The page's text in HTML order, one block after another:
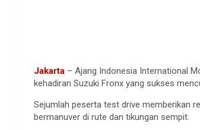
Jakarta – Ajang Indonesia International
kehadiran Suzuki Fronx yang sukses
Sejumlah peserta test drive memberikan
bermanuver di rute dan tikungan sempit.